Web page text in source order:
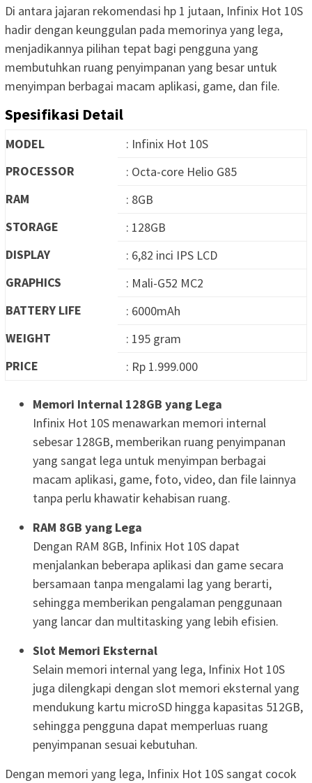
Di antara jajaran rekomendasi hp 1 jutaan, Infinix Hot 10S
hadir dengan keunggulan pada memorinya yang lega,
menjadikannya pilihan tepat bagi pengguna yang
membutuhkan ruang penyimpanan yang besar untuk
menyimpan berbagai macam aplikasi, game, dan file.
Spesifikasi Detail
MODEL
: Infinix Hot 10S
PROCESSOR
: Octa-core Helio G85
RAM
: 8GB
STORAGE
: 128GB
DISPLAY
: 6,82 inci IPS LCD
GRAPHICS
: Mali-G52 MC2
BATTERY LIFE
: 6000mAh
WEIGHT
: 195 gram
PRICE
: Rp 1.999.000
Memori Internal 128GB yang Lega
Infinix Hot 10S menawarkan memori internal
sebesar 128GB, memberikan ruang penyimpanan
yang sangat lega untuk menyimpan berbagai
macam aplikasi, game, foto, video, dan file lainnya
tanpa perlu khawatir kehabisan ruang.
RAM 8GB yang Lega
Dengan RAM 8GB, Infinix Hot 10S dapat
menjalankan beberapa aplikasi dan game secara
bersamaan tanpa mengalami lag yang berarti,
sehingga memberikan pengalaman penggunaan
yang lancar dan multitasking yang lebih efisien.
Slot Memori Eksternal
Selain memori internal yang lega, Infinix Hot 10S
juga dilengkapi dengan slot memori eksternal yang
mendukung kartu microSD hingga kapasitas 512GB,
sehingga pengguna dapat memperluas ruang
penyimpanan sesuai kebutuhan.
Dengan memori yang lega, Infinix Hot 10S sangat cocok